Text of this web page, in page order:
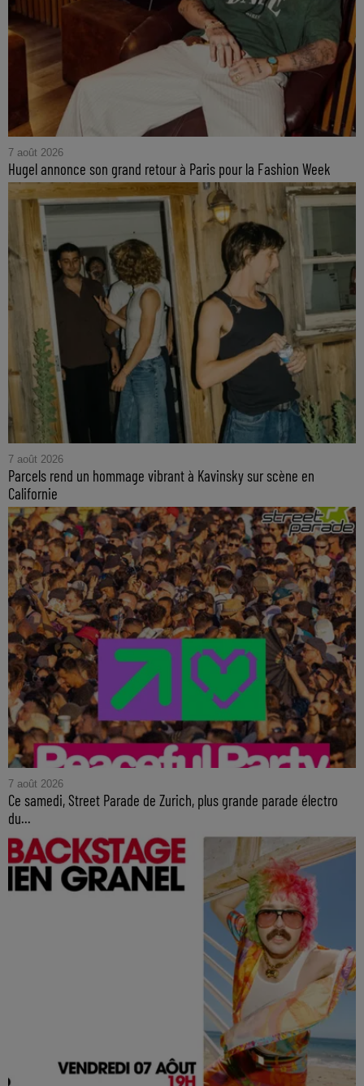
7 août 2026
Hugel annonce son grand retour à Paris pour la Fashion Week
7 août 2026
Parcels rend un hommage vibrant à Kavinsky sur scène en
Californie
7 août 2026
Ce samedi, Street Parade de Zurich, plus grande parade électro
du...